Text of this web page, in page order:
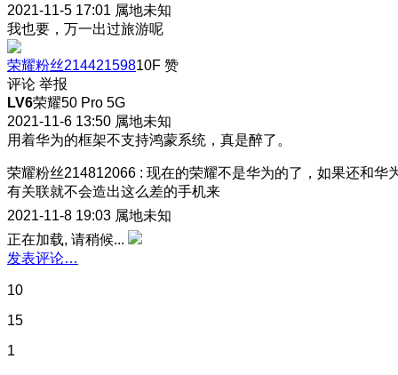
2021-11-5 17:01 属地未知
我也要，万一出过旅游呢
荣耀粉丝21442159810F 赞
评论 举报
LV6荣耀50 Pro 5G
2021-11-6 13:50 属地未知
用着华为的框架不支持鸿蒙系统，真是醉了。
荣耀粉丝214812066 : 现在的荣耀不是华为的了，如果还和华
有关联就不会造出这么差的手机来
2021-11-8 19:03 属地未知
正在加载, 请稍候...
发表评论…
10
15
1